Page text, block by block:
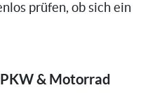
prüfen, ob sich ein
& Motorrad